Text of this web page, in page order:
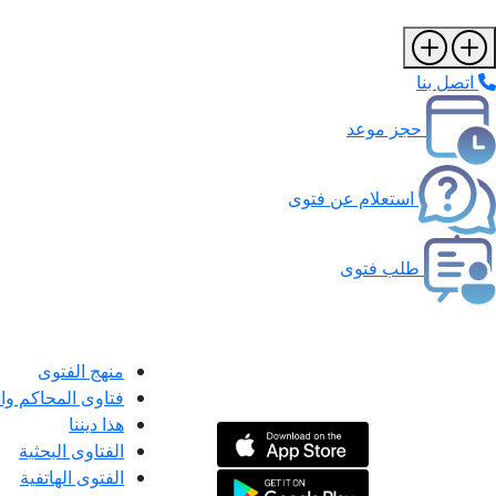
اتصل بنا
حجز موعد
استعلام عن فتوى
طلب فتوى
منهج الفتوى
فتاوى المحاكم
هذا ديننا
الفتاوى البحثية
الفتوى الهاتفية